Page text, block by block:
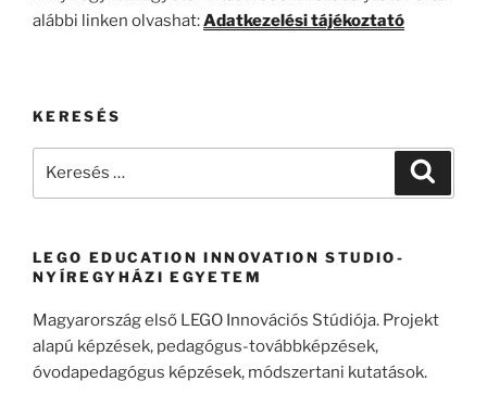
alábbi linken olvashat:Adatkezelési tájékoztató
KERESÉS
LEGO EDUCATION INNOVATION STUDIO-
NYÍREGYHÁZI EGYETEM
Magyarország első LEGO Innovációs Stúdiója. Projekt
alapú képzések, pedagógus-továbbképzések,
óvodapedagógus képzések, módszertani kutatások.